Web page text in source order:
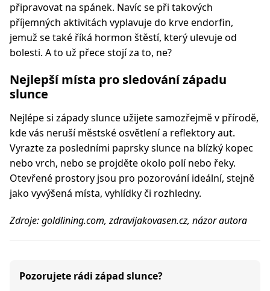
připravovat na spánek. Navíc se při takových
příjemných aktivitách vyplavuje do krve endorfin,
jemuž se také říká hormon štěstí, který ulevuje od
bolesti. A to už přece stojí za to, ne?
Nejlepší místa pro sledování západu
slunce
Nejlépe si západy slunce užijete samozřejmě v přírodě,
kde vás neruší městské osvětlení a reflektory aut.
Vyrazte za posledními paprsky slunce na blízký kopec
nebo vrch, nebo se projděte okolo polí nebo řeky.
Otevřené prostory jsou pro pozorování ideální, stejně
jako vyvýšená místa, vyhlídky či rozhledny.
Zdroje: goldlining.com, zdravijakovasen.cz, názor autora
Pozorujete rádi západ slunce?